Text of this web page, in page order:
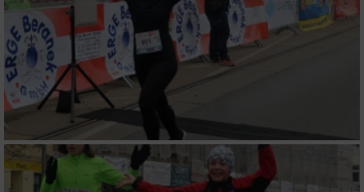
Analyse von Zielgruppen durch Statistiken
oder Kombinationen von Daten aus
verschiedenen Quellen
Entwicklung und Verbesserung der Angebote
Verwendung reduzierter Daten zur Auswahl
von Inhalten
IAB-Besonderheiten: